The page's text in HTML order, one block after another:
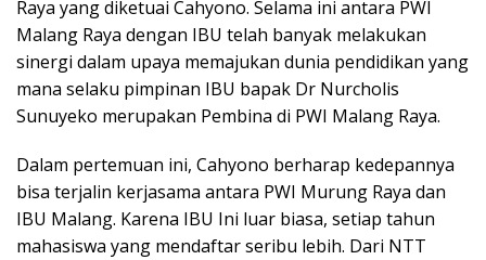
Raya yang diketuai Cahyono. Selama ini antara PWI
Malang Raya dengan IBU telah banyak melakukan
sinergi dalam upaya memajukan dunia pendidikan yang
mana selaku pimpinan IBU bapak Dr Nurcholis
Sunuyeko merupakan Pembina di PWI Malang Raya.
Dalam pertemuan ini, Cahyono berharap kedepannya
bisa terjalin kerjasama antara PWI Murung Raya dan
IBU Malang. Karena IBU Ini luar biasa, setiap tahun
mahasiswa yang mendaftar seribu lebih. Dari NTT